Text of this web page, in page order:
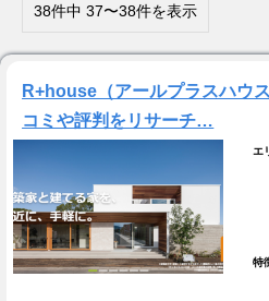
38件中 37〜38件を表示
R+house（アールプラスハウ
コミや評判をリサーチ…
エ
特